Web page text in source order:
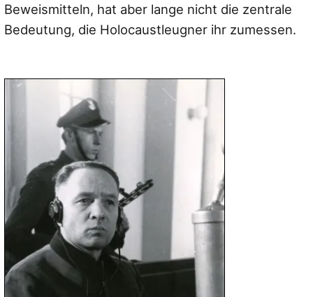
Beweismitteln, hat aber lange nicht die zentrale
Bedeutung, die Holocaustleugner ihr zumessen.